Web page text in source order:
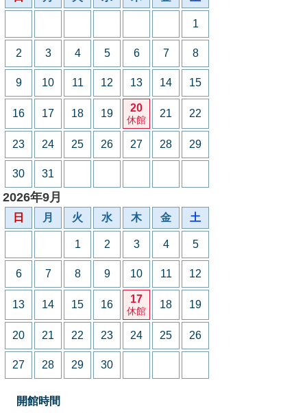
1
2 3 4 5 6 7 8
9 10 11 12 13 14 15
16 17 18 19 20
休館
21 22
23 24 25 26 27 28 29
30 31
2026年9月
日 月 火 水 木 金 土
1 2 3 4 5
6 7 8 9 10 11 12
13 14 15 16 17
休館
18 19
20 21 22 23 24 25 26
27 28 29 30
開館時間